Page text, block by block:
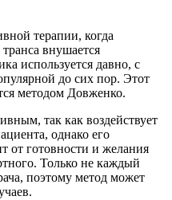
терапии, когда
внушается
используется давно, с
до сих пор. Этот
методом Довженко.
так как воздействует
однако его
от готовности и желания
Только не каждый
поэтому метод может